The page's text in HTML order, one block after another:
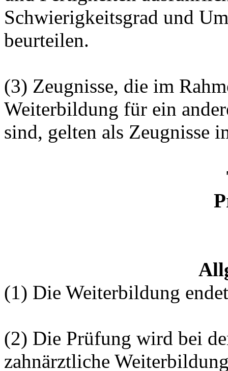
Schwierigkeitsgrad und
beurteilen.
(3) Zeugnisse, die im
Weiterbildung für ein
sind, gelten als Zeugnisse
(1) Die Weiterbildung
(2) Die Prüfung wird bei
zahnärztliche